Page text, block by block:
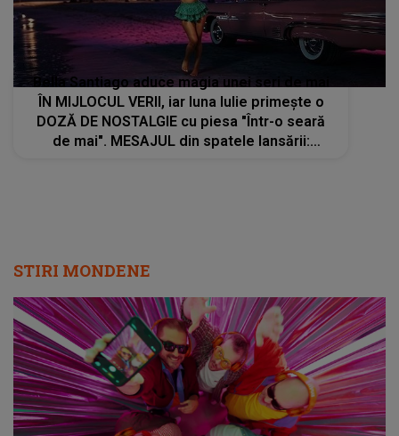
Bella Santiago aduce magia unei seri de mai
ÎN MIJLOCUL VERII, iar luna Iulie primește o
DOZĂ DE NOSTALGIE cu piesa "Într-o seară
de mai". MESAJUL din spatele lansării:
STIRI MONDENE